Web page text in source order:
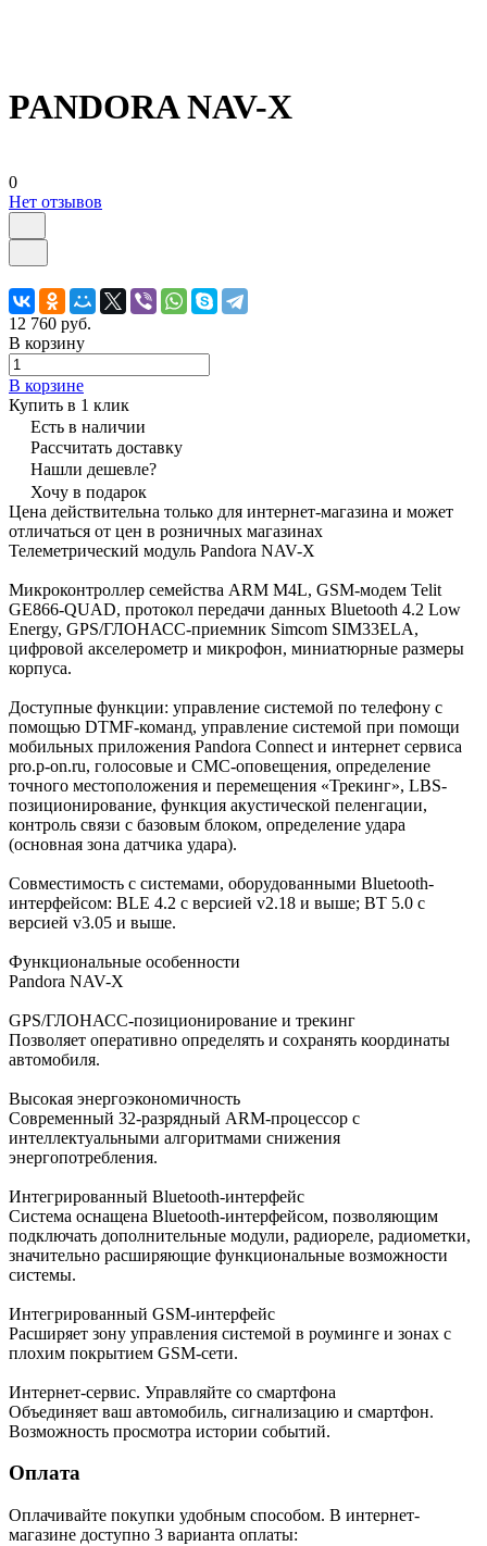
PANDORA NAV-X
0
Нет отзывов
12 760 руб.
В корзину
В корзине
Купить в 1 клик
Есть в наличии
Рассчитать доставку
Нашли дешевле?
Хочу в подарок
Цена действительна только для интернет-магазина и может
отличаться от цен в розничных магазинах
Телеметрический модуль Pandora NAV-X
Микроконтроллер семейства ARM M4L, GSM-модем Telit
GE866-QUAD, протокол передачи данных Bluetooth 4.2 Low
Energy, GPS/ГЛОНАСС-приемник Simcom SIM33ELA,
цифровой акселерометр и микрофон, миниатюрные размеры
корпуса.
Доступные функции: управление системой по телефону с
помощью DTMF-команд, управление системой при помощи
мобильных приложения Pandora Connect и интернет сервиса
pro.p-on.ru, голосовые и СМС-оповещения, определение
точного местоположения и перемещения «Трекинг», LBS-
позиционирование, функция акустической пеленгации,
контроль связи с базовым блоком, определение удара
(основная зона датчика удара).
Совместимость с системами, оборудованными Bluetooth-
интерфейсом: BLE 4.2 с версией v2.18 и выше; BT 5.0 с
версией v3.05 и выше.
Функциональные особенности
Pandora NAV-X
GPS/ГЛОНАСС-позиционирование и трекинг
Позволяет оперативно определять и сохранять координаты
автомобиля.
Высокая энергоэкономичность
Современный 32-разрядный ARM-процессор с
интеллектуальными алгоритмами снижения
энергопотребления.
Интегрированный Bluetooth-интерфейс
Система оснащена Bluetooth-интерфейсом, позволяющим
подключать дополнительные модули, радиореле, радиометки,
значительно расширяющие функциональные возможности
системы.
Интегрированный GSM-интерфейс
Расширяет зону управления системой в роуминге и зонах с
плохим покрытием GSM-сети.
Интернет-сервис. Управляйте со смартфона
Объединяет ваш автомобиль, сигнализацию и смартфон.
Возможность просмотра истории событий.
Оплата
Оплачивайте покупки удобным способом. В интернет-
магазине доступно 3 варианта оплаты: